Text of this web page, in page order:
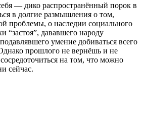
— дико распространённый порок в
в долгие размышления о том,
проблемы, о наследии социального
“застоя”, дававшего народу
умение добиваться всего
прошлого не вернёшь и не
на том, что можно
сейчас.